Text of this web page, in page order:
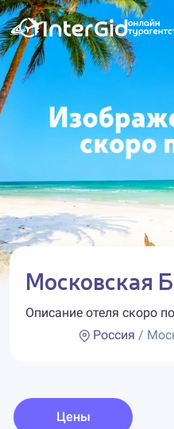
Московская
Описание отеля скоро
Россия /
Цены